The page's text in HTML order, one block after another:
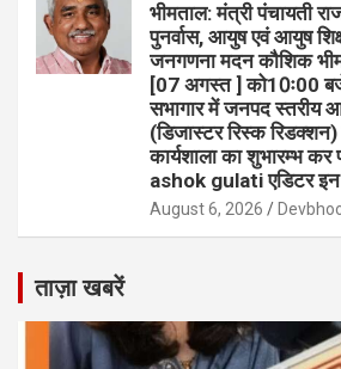
भीमताल: मंत्री पंचायती
पुनर्वास, आयुष एवं आयुष
जनगणना मदन कौशिक
[07 अगस्त ] को10ः00
सभागार में जनपद स्तरीय
(डिजास्टर रिस्क
कार्यशाला का शुभारम्भ कर
ashok gulati एडिटर
August 6, 2026
ताज़ा खबरें